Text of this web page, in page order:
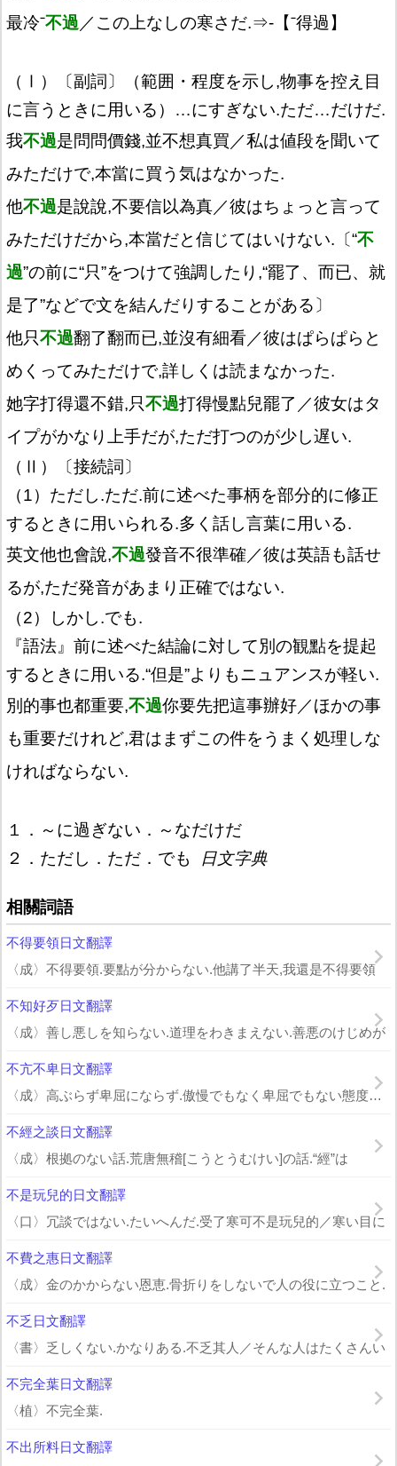
最冷ˉ不過 ／この上なしの寒さだ.⇒‐【ˉ得過】
（Ⅰ）〔副詞〕（範囲・程度を示し,物事を控え目
に言うときに用いる）…にすぎない.ただ…だけだ.
我不過是問問價錢,並不想真買／私は値段を聞いて
みただけで,本當に買う気はなかった.
他不過是說說,不要信以為真／彼はちょっと言って
みただけだから,本當だと信じてはいけない.〔“不
過”の前に“只”をつけて強調したり,“罷了、而已、就
是了”などで文を結んだりすることがある〕
他只不過翻了翻而已,並沒有細看／彼はぱらぱらと
めくってみただけで,詳しくは読まなかった.
她字打得還不錯,只不過打得慢點兒罷了／彼女はタ
イプがかなり上手だが,ただ打つのが少し遅い.
（Ⅱ）〔接続詞〕
（1）ただし.ただ.前に述べた事柄を部分的に修正
するときに用いられる.多く話し言葉に用いる.
英文他也會說,不過發音不很準確／彼は英語も話せ
るが,ただ発音があまり正確ではない.
（2）しかし.でも.
『語法』前に述べた結論に対して別の観點を提起
するときに用いる.“但是”よりもニュアンスが軽い.
別的事也都重要,不過你要先把這事辦好／ほかの事
も重要だけれど,君はまずこの件をうまく処理しな
ければならない.
１．～に過ぎない．～なだけだ
２．ただし．ただ．でも
日文字典
相關詞語
不得要領日文翻譯
〈成〉不得要領.要點が分からない.他講了半天,我還是不得要領
不知好歹日文翻譯
〈成〉善し悪しを知らない.道理をわきまえない.善悪のけじめが
不亢不卑日文翻譯
〈成〉高ぶらず卑屈にならず.傲慢でもなく卑屈でもない態度をい
不經之談日文翻譯
〈成〉根拠のない話.荒唐無稽[こうとうむけい]の話.“經”は
不是玩兒的日文翻譯
〈口〉冗談ではない.たいへんだ.受了寒可不是玩兒的／寒い目に
不費之惠日文翻譯
〈成〉金のかからない恩恵.骨折りをしないで人の役に立つこと.
不乏日文翻譯
〈書〉乏しくない.かなりある.不乏其人／そんな人はたくさんい
不完全葉日文翻譯
〈植〉不完全葉.
不出所料日文翻譯